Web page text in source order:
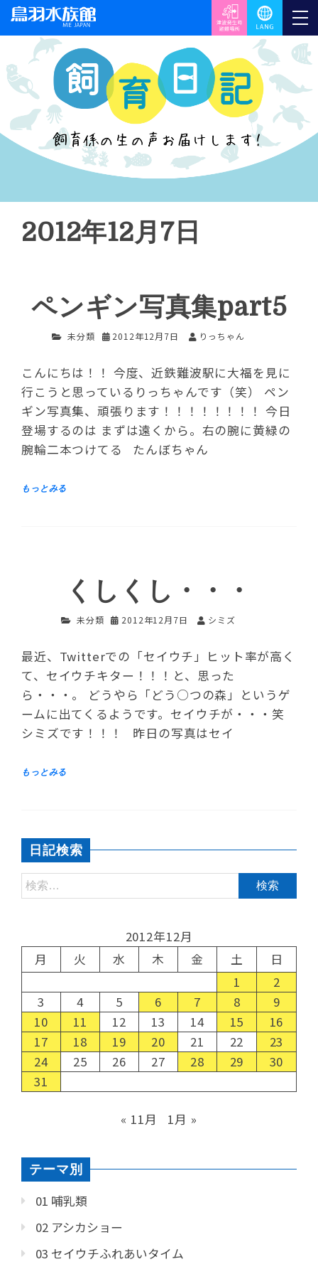
2012年12月7日
ペンギン写真集part5
未分類 2012年12月7日 りっちゃん
こんにちは！！ 今度、近鉄難波駅に大福を見に
行こうと思っているりっちゃんです（笑） ペン
ギン写真集、頑張ります！！！！！！！！ 今日
登場するのは まずは遠くから。右の腕に黄緑の
腕輪二本つけてる たんぼちゃん
くしくし・・・
未分類 2012年12月7日 シミズ
最近、Twitterでの「セイウチ」ヒット率が高く
て、セイウチキター！！！と、思った
ら・・・。 どうやら「どう○つの森」というゲ
ームに出てくるようです。セイウチが・・・笑
シミズです！！！ 昨日の写真はセイ
日記検索
2012年12月
月
火 水 木 金 土
日
1
2
3
4 5 6 7 8
9
10
11 12 13 14 15
16
17
18 19 20 21 22
23
24
25 26 27 28 29
30
31
« 11月 1月 »
テーマ別
01 哺乳類
02 アシカショー
03 セイウチふれあいタイム